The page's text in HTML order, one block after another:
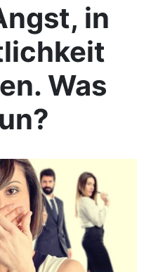
in
Was